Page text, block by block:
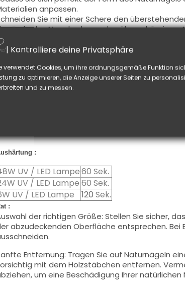
anpassen.
Sie mit einer Schere den
Ende des Nagels ab, um den
Aufklebers folgt.
Aushärten: Legen Sie Ihre Nägel unter eine UV-
zu machen.
auf Naturnägel:
Sobald Ihre Semi-Cured
glänzend, Ihre Nagelanwendung ist fertig. So
Für 4 Wochen
:
UV / LED Lampe60 Sek.
UV / LED Lampe 60 Sek.
UV / LED Lampe
120 Sek.
:
der richtigen Größe: Stellen Sie sicher,
abzudeckenden Oberfläche entsprechen.
Entfernung: Tragen Sie auf Naturnägeln
mit dem Holzstäbchen entfernen.
um eine Beschädigung Ihrer natürlichen
| Kontrolliere deine Privatsphäre
verwendet Cookies, um ihre ordnungsgemäße Funktion
zu optimieren, die Anzeige unserer Seiten zu
und zu messen.